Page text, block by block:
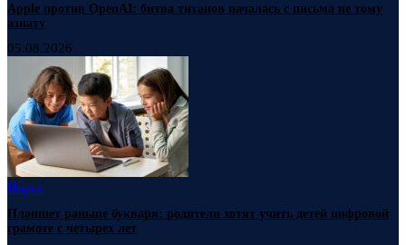
Apple против OpenAI: битва титанов началась с письма не тому
азиату
05.08.2026
Наука
Планшет раньше букваря: родители хотят учить детей цифровой
грамоте с четырех лет